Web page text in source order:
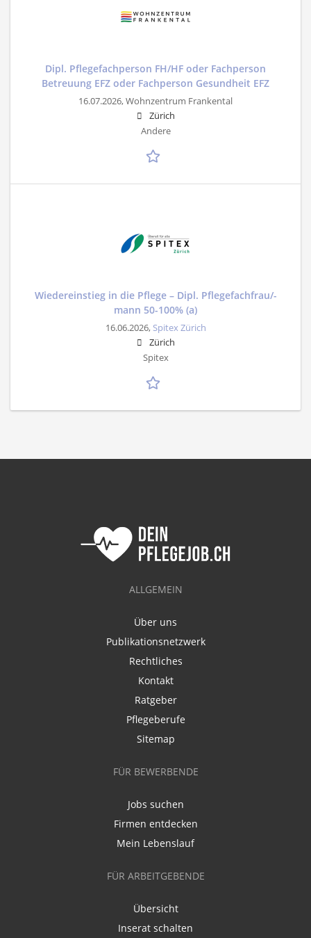
Dipl. Pflegefachperson FH/HF oder Fachperson
Betreuung EFZ oder Fachperson Gesundheit EFZ
16.07.2026,Wohnzentrum Frankental
Zürich
Andere
Wiedereinstieg in die Pflege – Dipl. Pflegefachfrau/-
mann 50-100% (a)
16.06.2026, Spitex Zürich
Zürich
Spitex
ALLGEMEIN
Über uns
Publikationsnetzwerk
Rechtliches
Kontakt
Ratgeber
Pflegeberufe
Sitemap
FÜR BEWERBENDE
Jobs suchen
Firmen entdecken
Mein Lebenslauf
FÜR ARBEITGEBENDE
Übersicht
Inserat schalten